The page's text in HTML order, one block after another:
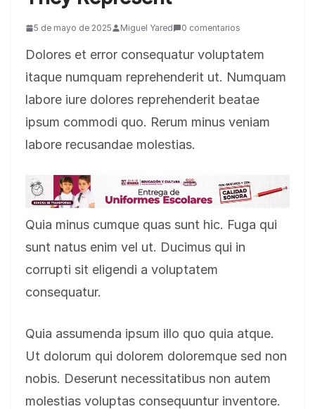
5 de mayo de 2025 Miguel Yared 0 comentarios
Dolores et error consequatur voluptatem
itaque numquam reprehenderit ut. Numquam
labore iure dolores reprehenderit beatae
ipsum commodi quo. Rerum minus veniam
labore recusandae molestias.
Quia minus cumque quas sunt hic. Fuga qui
sunt natus enim vel ut. Ducimus qui in
corrupti sit eligendi a voluptatem
consequatur.
Quia assumenda ipsum illo quo quia atque.
Ut dolorum qui dolorem doloremque sed non
nobis. Deserunt necessitatibus non autem
molestias voluptas consequuntur inventore.